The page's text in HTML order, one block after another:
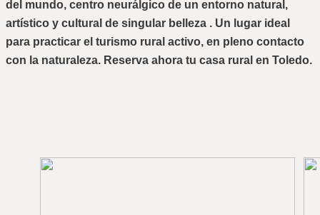
del mundo, centro neurálgico de un entorno natural,
artístico y cultural de singular belleza . Un lugar ideal
para practicar el turismo rural activo, en pleno contacto
con la naturaleza. Reserva ahora tu casa rural en Toledo.